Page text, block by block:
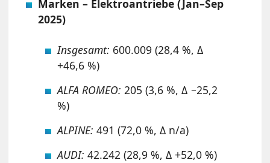
Marken – Elektroantriebe (Jan–Sep
2025)
Insgesamt: 600.009 (28,4 %, Δ
+46,6 %)
ALFA ROMEO: 205 (3,6 %, Δ −25,2
%)
ALPINE: 491 (72,0 %, Δ n/a)
AUDI: 42.242 (28,9 %, Δ +52,0 %)